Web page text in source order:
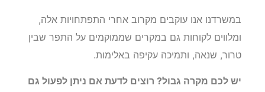
במשרדנו אנו עוקבים מקרוב אחרי התפתחויות אלה,
ומלווים לקוחות גם במקרים שממוקמים על התפר שבין
טרור, שנאה, ותמיכה עקיפה באלימות.
יש לכם מקרה גבול? רוצים לדעת אם ניתן לפעול גם